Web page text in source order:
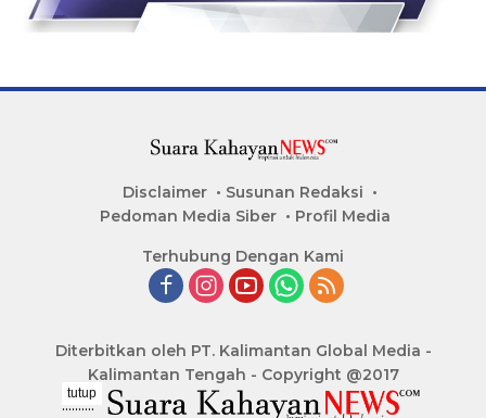
Disclaimer
Susunan Redaksi
Pedoman Media Siber
Profil Media
Terhubung Dengan Kami
Diterbitkan oleh PT. Kalimantan Global Media -
Kalimantan Tengah - Copyright @2017
tutup
..........